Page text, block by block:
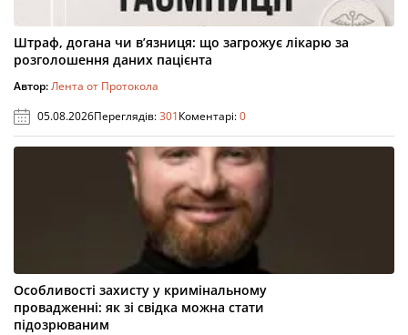
Штраф, догана чи в’язниця: що загрожує лікарю за
розголошення даних пацієнта
Автор:Лента от Протокола
05.08.2026Переглядів:301Коментарі:0
Особливості захисту у кримінальному
провадженні: як зі свідка можна стати
підозрюваним